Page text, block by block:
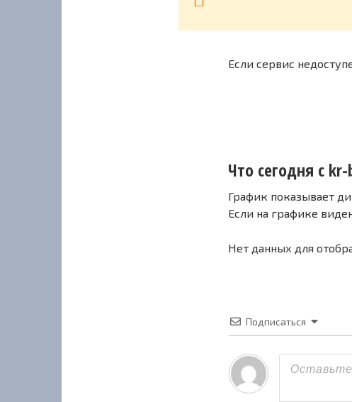
Если сервис
Что сегодня с
График показывает
Если на графике
Нет данных для
Подписаться